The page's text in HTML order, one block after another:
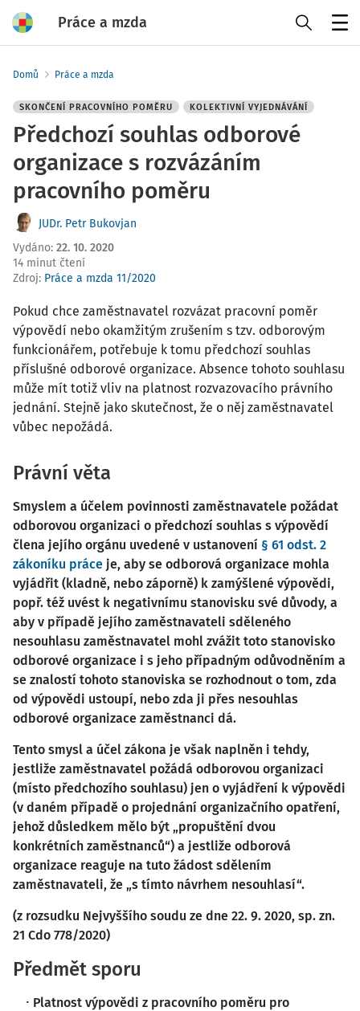
Práce a mzda
Domů Práce a mzda
SKONČENÍ PRACOVNÍHO POMĚRU KOLEKTIVNÍ VYJEDNÁVÁNÍ
Předchozí souhlas odborové
organizace s rozvázáním
pracovního poměru
JUDr. Petr Bukovjan
Vydáno: 22. 10. 2020
14 minut čtení
Zdroj: Práce a mzda 11/2020
Pokud chce zaměstnavatel rozvázat pracovní poměr
výpovědí nebo okamžitým zrušením s tzv. odborovým
funkcionářem, potřebuje k tomu předchozí souhlas
příslušné odborové organizace. Absence tohoto souhlasu
může mít totiž vliv na platnost rozvazovacího právního
jednání. Stejně jako skutečnost, že o něj zaměstnavatel
vůbec nepožádá.
Právní věta
Smyslem a účelem povinnosti zaměstnavatele požádat
odborovou organizaci o předchozí souhlas s výpovědí
člena jejího orgánu uvedené v ustanovení § 61 odst. 2
zákoníku práce je, aby se odborová organizace mohla
vyjádřit (kladně, nebo záporně) k zamýšlené výpovědi,
popř. též uvést k negativnímu stanovisku své důvody, a
aby v případě jejího zaměstnavateli sděleného
nesouhlasu zaměstnavatel mohl zvážit toto stanovisko
odborové organizace i s jeho případným odůvodněním a
se znalostí tohoto stanoviska se rozhodnout o tom, zda
od výpovědi ustoupí, nebo zda ji přes nesouhlas
odborové organizace zaměstnanci dá.
Tento smysl a účel zákona je však naplněn i tehdy,
jestliže zaměstnavatel požádá odborovou organizaci
(místo předchozího souhlasu) jen o vyjádření k výpovědi
(v daném případě o projednání organizačního opatření,
jehož důsledkem mělo být „propuštění dvou
konkrétních zaměstnanců“) a jestliže odborová
organizace reaguje na tuto žádost sdělením
zaměstnavateli, že „s tímto návrhem nesouhlasí“.
(z rozsudku Nejvyššího soudu ze dne 22. 9. 2020, sp. zn.
21 Cdo 778/2020)
Předmět sporu
Platnost výpovědi z pracovního poměru pro